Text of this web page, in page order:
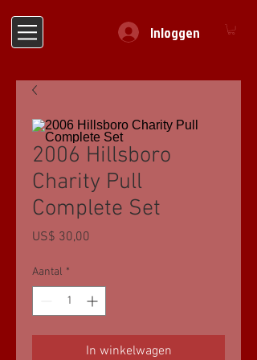
Inloggen
2006 Hillsboro
Charity Pull
Complete Set
US$ 30,00
Aantal *
In winkelwagen